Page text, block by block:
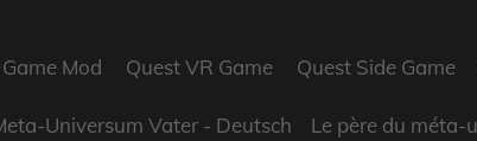
Mod Quest VR Game Quest Side Game
Universum Vater- Deutsch Le père du méta-